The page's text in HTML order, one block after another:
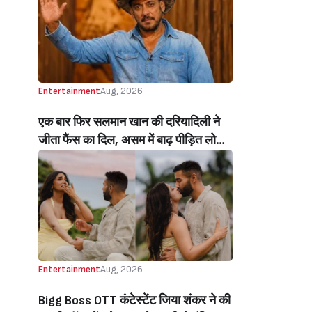
Beats Aly Goni And Ruhee Dosani)
EntertainmentAug, 2026
एक बार फिर सलमान खान की दरियादिली ने
जीता फैंस का दिल, असम में बाढ़ पीड़ित लोगों
की मदद के लिए सलमान ने मिलाया NGO से
हाथ, बेघर लोगों के लिए बनवाएंगे 500 घर
(Salman Khan In Collaboration With
An NGO Will Builds Homes For 500
Flood Affected People In Assam)
EntertainmentAug, 2026
Bigg Boss OTT कंटेस्टेंट जिया शंकर ने की